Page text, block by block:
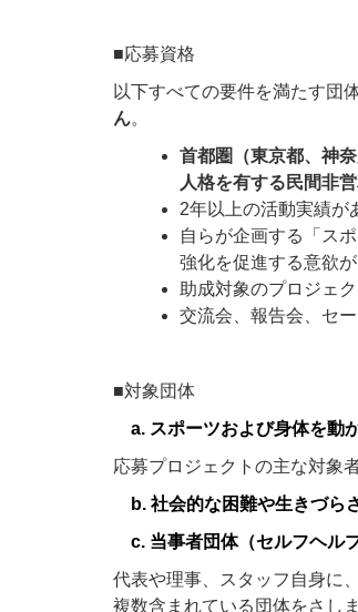
■応募資格
以下すべての要件を満たす団
ん。
首都圏（東京都、神
人格を有する民間非
2年以上の活動実績が
自らが企画する「ス
強化を促進する意欲が
助成対象のプロジェ
交流会、報告会、セ
■対象団体
a. スポーツおよび身体を動
応募プロジェクトの主な対象
b. 社会的な困難や生きづら
c. 当事者団体（セルフヘル
代表や理事、スタッフ自身に
複数含まれている団体をさしま